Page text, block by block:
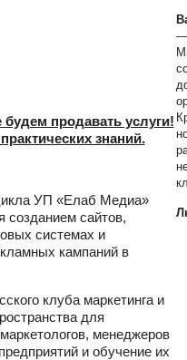
продавать услуги!
знаний.
УП «Елаб Медиа»
созданием сайтов,
системах и
кампаний в
клуба маркетинга и
для
менеджеров
и обучение их